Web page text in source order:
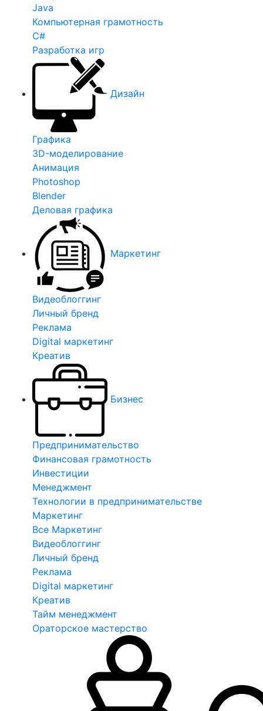
Java
Компьютерная грамотность
C#
Разработка игр
Дизайн
Графика
3D-моделирование
Анимация
Photoshop
Blender
Деловая графика
Маркетинг
Видеоблоггинг
Личный бренд
Реклама
Digital маркетинг
Креатив
Бизнес
Предпринимательство
Финансовая грамотность
Инвестиции
Менеджмент
Технологии в предпринимательстве
Маркетинг
Все Маркетинг
Видеоблоггинг
Личный бренд
Реклама
Digital маркетинг
Креатив
Тайм менеджмент
Ораторское мастерство